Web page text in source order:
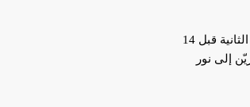
ومثل كل المتزوجين من امرأتين لم يعتقد أبو فائز أن الخابور سيجف وسينتهي به الأمر نازحاً في أراضي الغير: «تزوجت من امرأتي الثانية قبل 14
مستقريّن إلى نور